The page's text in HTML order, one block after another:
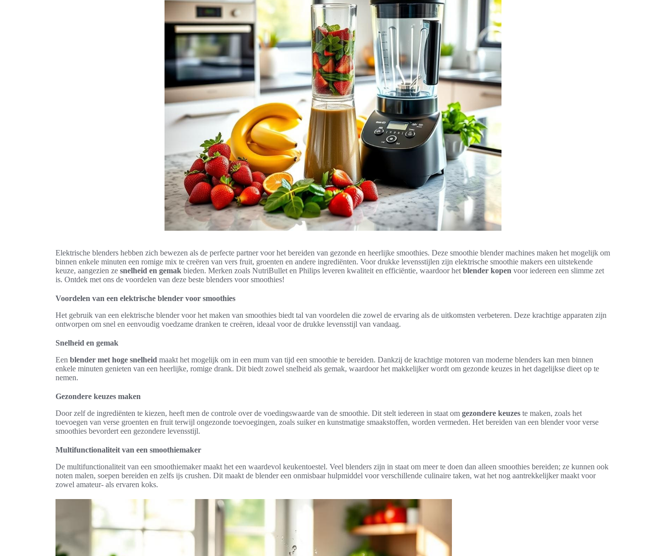
Elektrische blenders hebben zich bewezen als de perfecte partner voor het bereiden van gezonde en heerlijke smoothies. Deze smoothie blender machines maken het mogelijk om
binnen enkele minuten een romige mix te creëren van vers fruit, groenten en andere ingrediënten. Voor drukke levensstijlen zijn elektrische smoothie makers een uitstekende
keuze, aangezien ze snelheid en gemak bieden. Merken zoals NutriBullet en Philips leveren kwaliteit en efficiëntie, waardoor het blender kopen voor iedereen een slimme zet
is. Ontdek met ons de voordelen van deze beste blenders voor smoothies!
Voordelen van een elektrische blender voor smoothies
Het gebruik van een elektrische blender voor het maken van smoothies biedt tal van voordelen die zowel de ervaring als de uitkomsten verbeteren. Deze krachtige apparaten zijn
ontworpen om snel en eenvoudig voedzame dranken te creëren, ideaal voor de drukke levensstijl van vandaag.
Snelheid en gemak
Een blender met hoge snelheid maakt het mogelijk om in een mum van tijd een smoothie te bereiden. Dankzij de krachtige motoren van moderne blenders kan men binnen
enkele minuten genieten van een heerlijke, romige drank. Dit biedt zowel snelheid als gemak, waardoor het makkelijker wordt om gezonde keuzes in het dagelijkse dieet op te
nemen.
Gezondere keuzes maken
Door zelf de ingrediënten te kiezen, heeft men de controle over de voedingswaarde van de smoothie. Dit stelt iedereen in staat om gezondere keuzes te maken, zoals het
toevoegen van verse groenten en fruit terwijl ongezonde toevoegingen, zoals suiker en kunstmatige smaakstoffen, worden vermeden. Het bereiden van een blender voor verse
smoothies bevordert een gezondere levensstijl.
Multifunctionaliteit van een smoothiemaker
De multifunctionaliteit van een smoothiemaker maakt het een waardevol keukentoestel. Veel blenders zijn in staat om meer te doen dan alleen smoothies bereiden; ze kunnen ook
noten malen, soepen bereiden en zelfs ijs crushen. Dit maakt de blender een onmisbaar hulpmiddel voor verschillende culinaire taken, wat het nog aantrekkelijker maakt voor
zowel amateur- als ervaren koks.